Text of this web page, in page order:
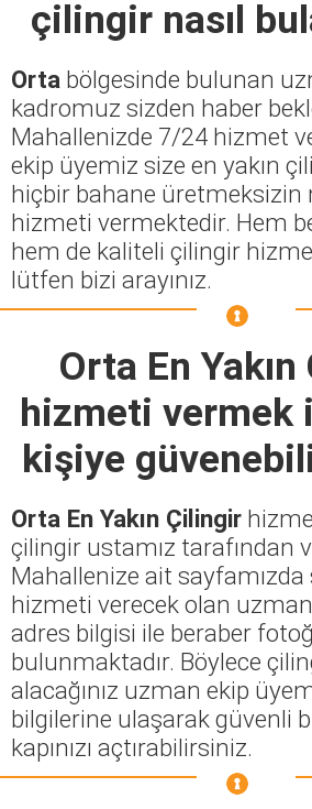
çilingir nasıl
Orta bölgesinde bulunan
kadromuz sizden haber
Mahallenizde 7/24 hizmet
ekip üyemiz size en yakın
hiçbir bahane
hizmeti vermektedir. Hem
hem de kaliteli çilingir
lütfen bizi arayınız.
Orta En
hizmeti vermek
kişiye
Orta En Yakın Çilingir
çilingir ustamız tarafından
Mahallenize ait
hizmeti verecek olan
adres bilgisi ile beraber
bulunmaktadır. Böylece
alacağınız uzman ekip
bilgilerine ulaşarak güvenli
kapınızı açtırabilirsiniz.